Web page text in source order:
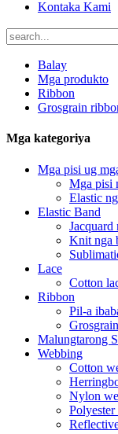
Kontaka Kami
Balay
Mga produkto
Ribbon
Grosgrain
Mga kategoriya
Mga pisi ug
Mga pisi
Elastic
Elastic Band
Jacquard
Knit nga
Lace
Cotton
Ribbon
Pil-a
Malungtarong
Webbing
Cotton
Nylon
Polyester